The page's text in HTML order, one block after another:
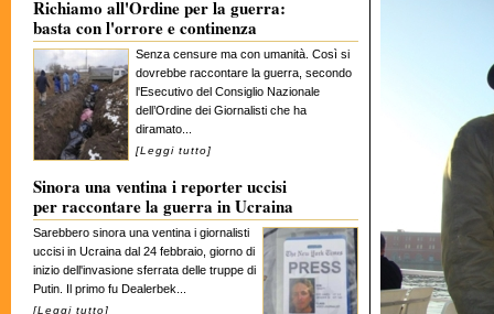
Richiamo all'Ordine per la guerra:
basta con l'orrore e continenza
Senza censure ma con umanità. Così si
dovrebbe raccontare la guerra, secondo
l'Esecutivo del Consiglio Nazionale
dell’Ordine dei Giornalisti che ha
diramato...
[Leggi tutto]
Sinora una ventina i reporter uccisi
per raccontare la guerra in Ucraina
Sarebbero sinora una ventina i giornalisti
uccisi in Ucraina dal 24 febbraio, giorno di
inizio dell'invasione sferrata delle truppe di
Putin. Il primo fu Dealerbek...
[Leggi tutto]